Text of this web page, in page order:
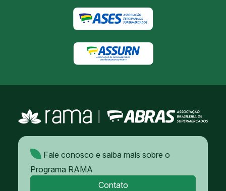
Fale conosco e saiba mais sobre o
Programa RAMA
Contato